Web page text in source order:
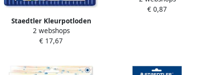
Staedtler Kleurpotloden
Ergosoft driekantig 24stuks
assorti
2 webshops
€ 17,67
€ 0,87